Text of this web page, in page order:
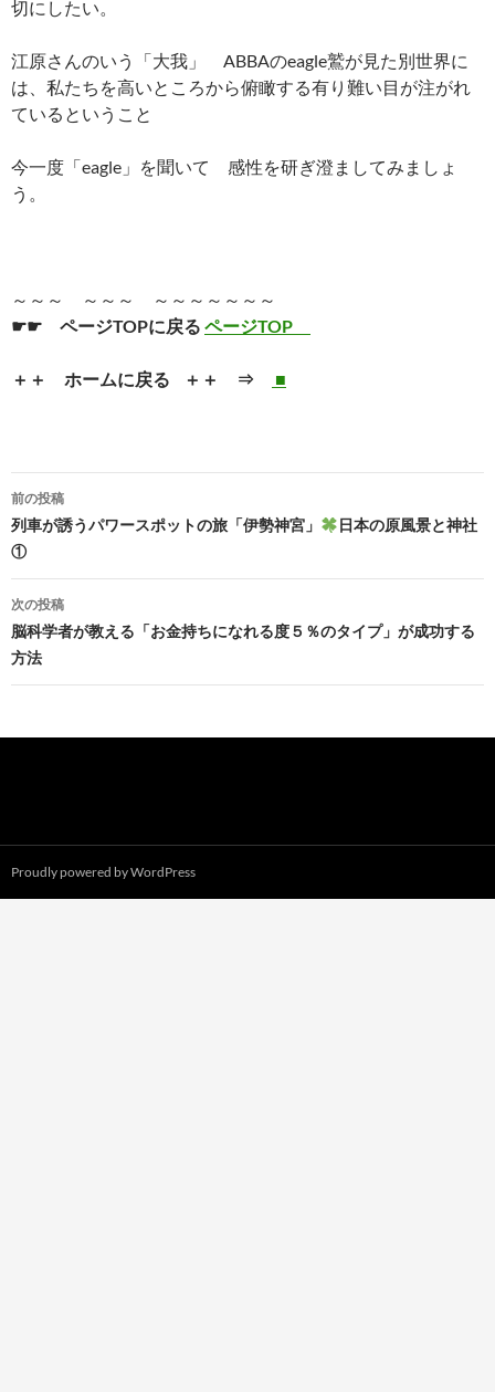
切にしたい。
江原さんのいう「大我」 ABBAのeagle鷲が見た別世界に
は、私たちを高いところから俯瞰する有り難い目が注がれ
ているということ
今一度「eagle」を聞いて 感性を研ぎ澄ましてみましょ
う。
～～～ ～～～ ～～～～～～～
☛☛ ページTOPに戻る ページTOP
＋＋ ホームに戻る ＋＋ ⇒ ■
投
稿
ナ
ビ
ゲ
ー
前の投稿
列車が誘うパワースポットの旅「伊勢神宮」
日本の原風景と神社
①
次の投稿
脳科学者が教える「お金持ちになれる度５％のタイプ」が成功する
方法
Proudly powered by WordPress